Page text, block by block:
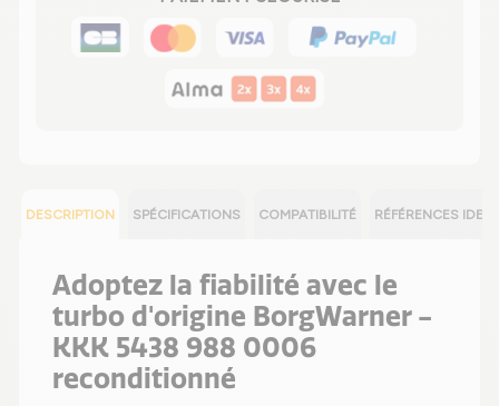
DESCRIPTION SPÉCIFICATIONS COMPATIBILITÉ RÉFÉRENCES
Adoptez la fiabilité avec le
turbo d'origine BorgWarner -
KKK 5438 988 0006
reconditionné